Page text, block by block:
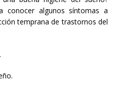
conocer algunos síntomas a
temprana de trastornos del